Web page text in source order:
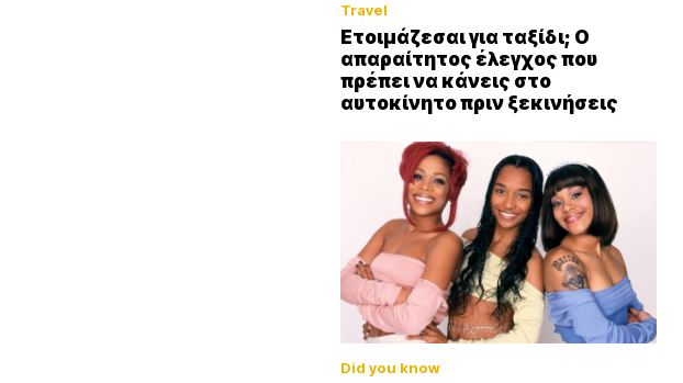
Travel
Ετοιμάζεσαι για ταξίδι; Ο
απαραίτητος έλεγχος που
πρέπει να κάνεις στο
αυτοκίνητο πριν ξεκινήσεις
Did you know